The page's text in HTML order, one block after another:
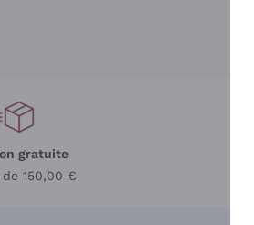
gratuite
150,00 €